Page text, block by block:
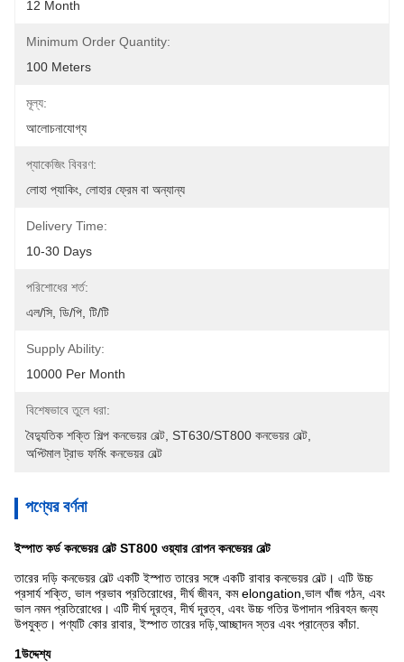
12 Month
Minimum Order Quantity:
100 Meters
মূল্য:
আলোচনাযোগ্য
প্যাকেজিং বিবরণ:
লোহা প্যাকিং, লোহার ফ্রেম বা অন্যান্য
Delivery Time:
10-30 Days
পরিশোধের শর্ত:
এল/সি, ডি/পি, টি/টি
Supply Ability:
10000 Per Month
বিশেষভাবে তুলে ধরা:
বৈদ্যুতিক শক্তি শিল্প কনভেয়র বেল্ট ST630/ST800 কনভেয়র বেল্ট
অপ্টিমাল ট্রাভ ফর্মিং কনভেয়র বেল্ট
পণ্যের বর্ণনা
ইস্পাত কর্ড কনভেয়র বেল্ট ST800 ওয়্যার রোপন কনভেয়র বেল্ট
তারের দড়ি কনভেয়র বেল্ট একটি ইস্পাত তারের সঙ্গে একটি রাবার কনভেয়র বেল্ট। এটি উচ্চ
প্রসার্য শক্তি, ভাল প্রভাব প্রতিরোধের, দীর্ঘ জীবন, কম elongation,ভাল খাঁজ গঠন, এবং
ভাল নমন প্রতিরোধের। এটি দীর্ঘ দূরত্ব, দীর্ঘ দূরত্ব, এবং উচ্চ গতির উপাদান পরিবহন জন্য
উপযুক্ত। পণ্যটি কোর রাবার, ইস্পাত তারের দড়ি,আচ্ছাদন স্তর এবং প্রান্তের কাঁচা.
1উদ্দেশ্য